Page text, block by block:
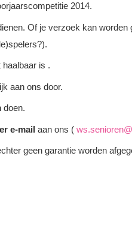
2014.
Of je verzoek kan
is .
aan ons door.
doen.
e-mail aan ons (
geen garantie worden